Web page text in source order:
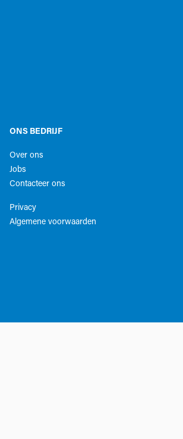
ONS BEDRIJF
Over ons
Jobs
Contacteer ons
Privacy
Algemene voorwaarden​